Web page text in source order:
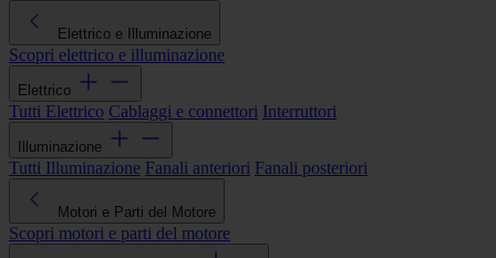
Elettrico e Illuminazione
Scopri elettrico e illuminazione
Elettrico
Tutti Elettrico Cablaggi e connettori Interruttori
Illuminazione
Tutti Illuminazione Fanali anteriori Fanali posteriori
Motori e Parti del Motore
Scopri motori e parti del motore